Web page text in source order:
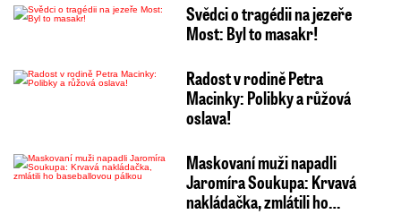
Svědci o tragédii na jezeře
Most: Byl to masakr!
Radost v rodině Petra
Macinky: Polibky a růžová
oslava!
Maskovaní muži napadli
Jaromíra Soukupa: Krvavá
nakládačka, zmlátili ho…